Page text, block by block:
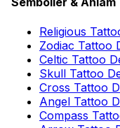
Religious
Zodiac Tattoo
Celtic Tattoo
Skull Tattoo
Cross Tattoo
Angel Tattoo
Compass